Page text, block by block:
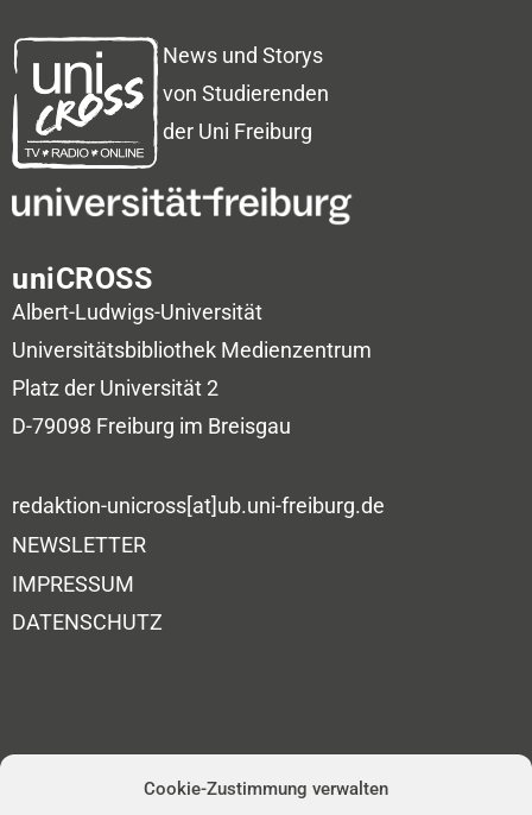
Cookie-Zustimmung verwalten
News und Storys
von Studierenden
der Uni Freiburg
uniCROSS
Albert-Ludwigs-Universität
Universitätsbibliothek Medienzentrum
Platz der Universität 2
D-79098 Freiburg im Breisgau
redaktion-unicross[at]ub.uni-freiburg.de
NEWSLETTER
IMPRESSUM
DATENSCHUTZ